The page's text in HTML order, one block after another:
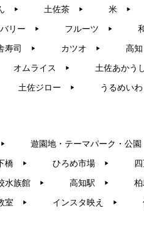
▶︎ 土佐茶 ▶︎ 米 ▶︎
リー ▶︎ フルーツ ▶︎
寿司 ▶︎ カツオ ▶︎ 高
オムライス ▶︎ 土佐あかう
土佐ジロー ▶︎ うるめいわ
▶︎ 遊園地・テーマパーク・公園
橋 ▶︎ ひろめ市場 ▶︎
水族館 ▶︎ 高知駅 ▶︎
室 ▶︎ インスタ映え ▶︎